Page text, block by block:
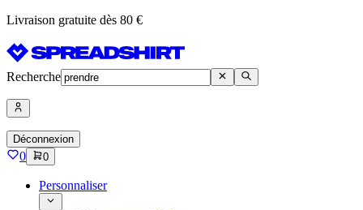
Livraison gratuite dès 80 €
Recherche
Déconnexion
0 0
Personnaliser